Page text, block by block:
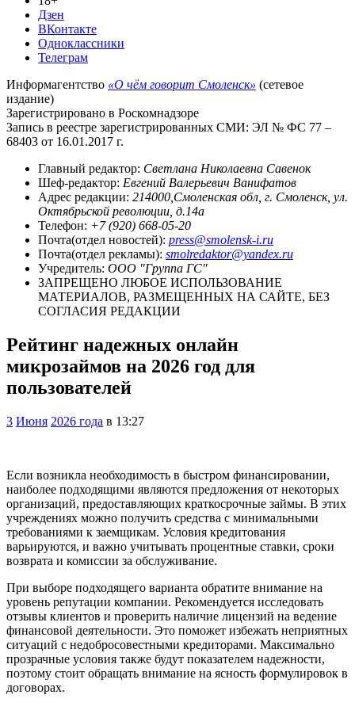
Дзен
ВКонтакте
Одноклассники
Телеграм
Информагентство «О чём говорит Смоленск» (сетевое
издание)
Зарегистрировано в Роскомнадзоре
Запись в реестре зарегистрированных СМИ: ЭЛ № ФС 77 –
68403 от 16.01.2017 г.
Главный редактор: Светлана Николаевна Савенок
Шеф-редактор: Евгений Валерьевич Ванифатов
Адрес редакции: 214000,Смоленская обл, г. Смоленск, ул.
Октябрьской революции, д.14а
Телефон: +7 (920) 668-05-20
Почта(отдел новостей): press@smolensk-i.ru
Почта(отдел рекламы): smolredaktor@yandex.ru
Учредитель: ООО "Группа ГС"
ЗАПРЕЩЕНО ЛЮБОЕ ИСПОЛЬЗОВАНИЕ
МАТЕРИАЛОВ, РАЗМЕЩЕННЫХ НА САЙТЕ, БЕЗ
СОГЛАСИЯ РЕДАКЦИИ
Рейтинг надежных онлайн
микрозаймов на 2026 год для
пользователей
3 Июня 2026 года в 13:27
Если возникла необходимость в быстром финансировании,
наиболее подходящими являются предложения от некоторых
организаций, предоставляющих краткосрочные займы. В этих
учреждениях можно получить средства с минимальными
требованиями к заемщикам. Условия кредитования
варьируются, и важно учитывать процентные ставки, сроки
возврата и комиссии за обслуживание.
При выборе подходящего варианта обратите внимание на
уровень репутации компании. Рекомендуется исследовать
отзывы клиентов и проверить наличие лицензий на ведение
финансовой деятельности. Это поможет избежать неприятных
ситуаций с недобросовестными кредиторами. Максимально
прозрачные условия также будут показателем надежности,
поэтому стоит обращать внимание на ясность формулировок в
договорах.